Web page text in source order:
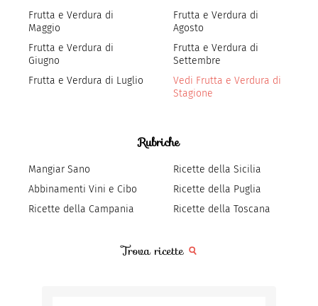
Frutta e Verdura di
Maggio
Frutta e Verdura di
Giugno
Frutta e Verdura di Luglio
Frutta e Verdura di
Agosto
Frutta e Verdura di
Settembre
Vedi Frutta e Verdura di
Stagione
Rubriche
Mangiar Sano
Abbinamenti Vini e Cibo
Ricette della Campania
Ricette della Sicilia
Ricette della Puglia
Ricette della Toscana
Trova ricette